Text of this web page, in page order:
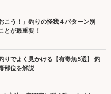
こう！」釣りの怪我４パターン別
が最重要！
りでよく見かける【有毒魚5選】 釣
部位を解説